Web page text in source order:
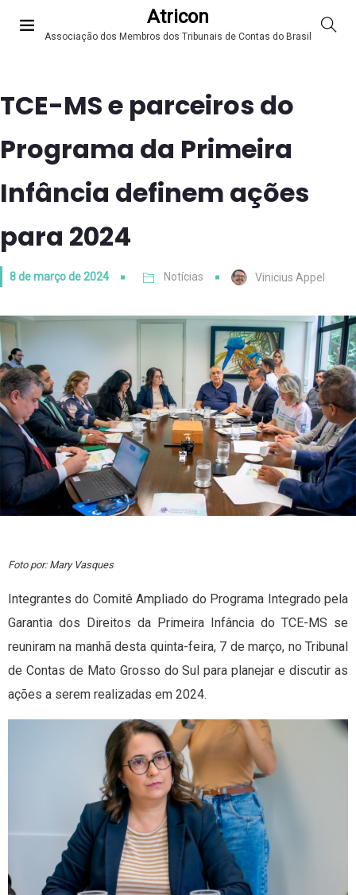
Atricon
Associação dos Membros dos Tribunais de Contas do Brasil
TCE-MS e parceiros do
Programa da Primeira
Infância definem ações
para 2024
8 de março de 2024 Notícias Vinicius Appel
Foto por: Mary Vasques
Integrantes do Comitê Ampliado do Programa Integrado pela
Garantia dos Direitos da Primeira Infância do TCE-MS se
reuniram na manhã desta quinta-feira, 7 de março, no Tribunal
de Contas de Mato Grosso do Sul para planejar e discutir as
ações a serem realizadas em 2024.